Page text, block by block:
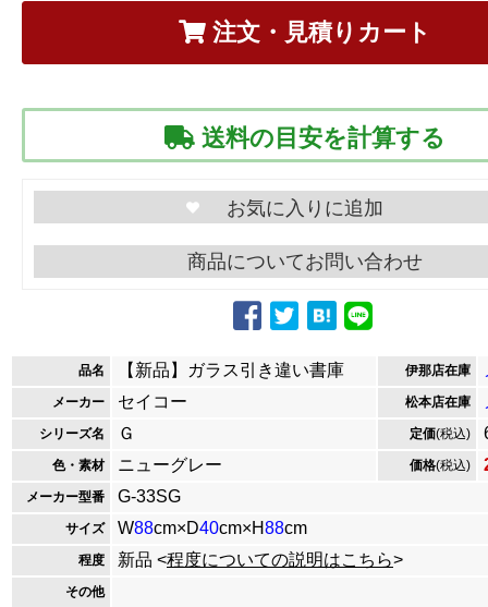
注文・見積りカート
送料の目安を計算する
商品についてお問い合わせ
品名 【新品】ガラス引き違い書庫 伊那店在庫
メーカー セイコー 松本店在庫
シリーズ名 Ｇ 定価(税込)
色・素材 ニューグレー 価格(税込)
メーカー型番 G-33SG
サイズ W88cm×D40cm×H88cm
程度 新品 <程度についての説明はこちら>
その他